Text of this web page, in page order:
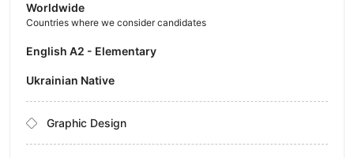
Worldwide
Countries where we consider candidates
English A2 - Elementary
Ukrainian Native
Graphic Design